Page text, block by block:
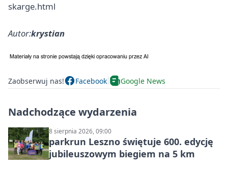
skarge.html
Autor:krystian
Zaobserwuj nas! Facebook Google News
Nadchodzące wydarzenia
8 sierpnia 2026, 09:00
parkrun Leszno świętuje 600. edycję
jubileuszowym biegiem na 5 km